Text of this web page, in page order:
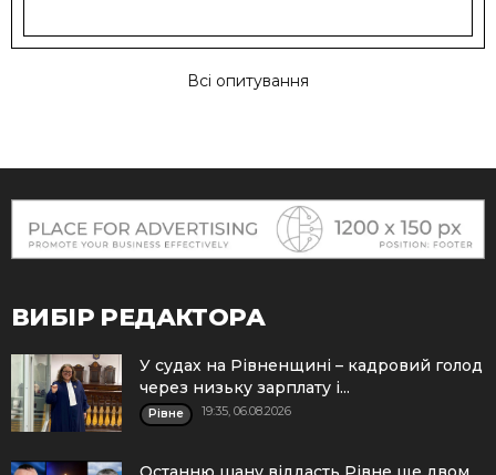
Всі опитування
ВИБІР РЕДАКТОРА
У судах на Рівненщині – кадровий голод
через низьку зарплату і...
Рівне 19:35, 06.08.2026